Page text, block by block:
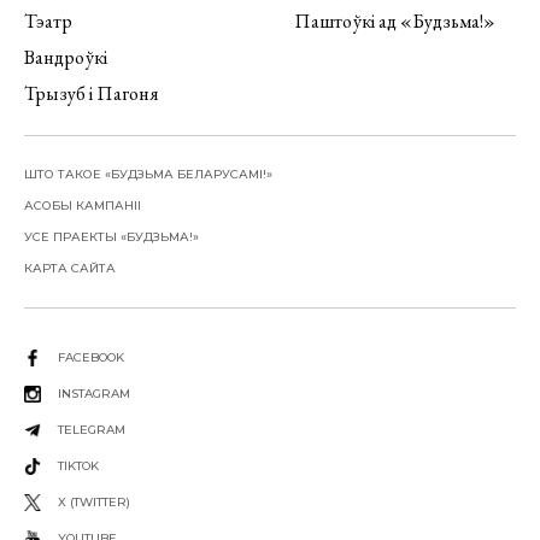
Тэатр
Вандроўкі
Трызуб і Пагоня
Паштоўкі ад «Будзьма!»
ШТО ТАКОЕ «БУДЗЬМА БЕЛАРУСАМІ!»
АСОБЫ КАМПАНІІ
УСЕ ПРАЕКТЫ «БУДЗЬМА!»
КАРТА САЙТА
FACEBOOK
INSTAGRAM
TELEGRAM
TIKTOK
X (TWITTER)